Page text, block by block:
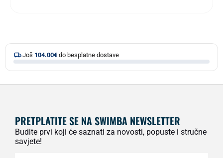
Još 104.00€ do besplatne dostave
PRETPLATITE SE NA SWIMBA NEWSLETTER
Budite prvi koji će saznati za novosti, popuste i stručne
savjete!